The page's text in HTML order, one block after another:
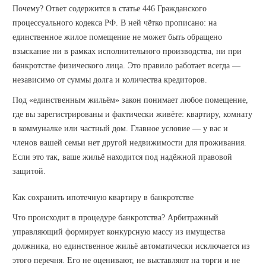
Почему? Ответ содержится в статье 446 Гражданского
процессуального кодекса РФ. В ней чётко прописано: на
единственное жилое помещение не может быть обращено
взыскание ни в рамках исполнительного производства, ни при
банкротстве физического лица. Это правило работает всегда —
независимо от суммы долга и количества кредиторов.
Под «единственным жильём» закон понимает любое помещение,
где вы зарегистрированы и фактически живёте: квартиру, комнату
в коммуналке или частный дом. Главное условие — у вас и
членов вашей семьи нет другой недвижимости для проживания.
Если это так, ваше жильё находится под надёжной правовой
защитой.
Как сохранить ипотечную квартиру в банкротстве
Что происходит в процедуре банкротства? Арбитражный
управляющий формирует конкурсную массу из имущества
должника, но единственное жильё автоматически исключается из
этого перечня. Его не оценивают, не выставляют на торги и не